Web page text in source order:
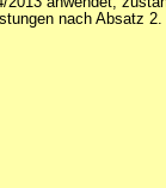
nach Absatz 2.